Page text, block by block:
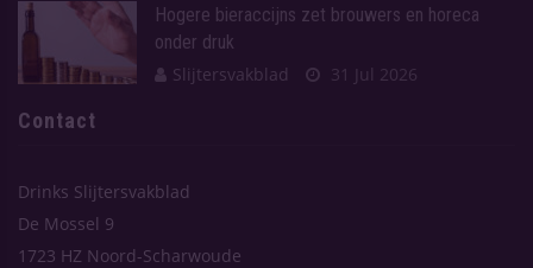
Hogere bieraccijns zet brouwers en horeca
onder druk
Slijtersvakblad
31 Jul 2026
Contact
Drinks Slijtersvakblad
De Mossel 9
1723 HZ Noord-Scharwoude